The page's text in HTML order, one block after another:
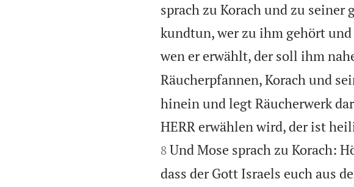
sprach zu Korach und zu seiner
kundtun, wer zu ihm gehört
wen er erwählt, der soll ihm
Räucherpfannen, Korach und
hinein und legt Räucherwerk
HERR erwählen wird, der ist
8 Und Mose sprach zu Korach:
dass der Gott Israels euch aus